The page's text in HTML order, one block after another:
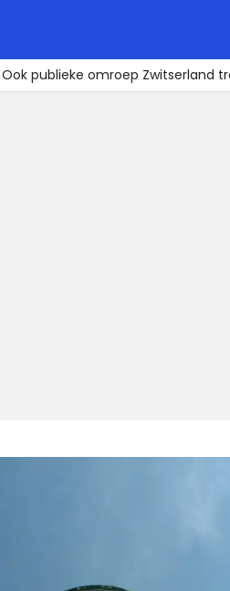
Ook publieke omroep Zwitserland